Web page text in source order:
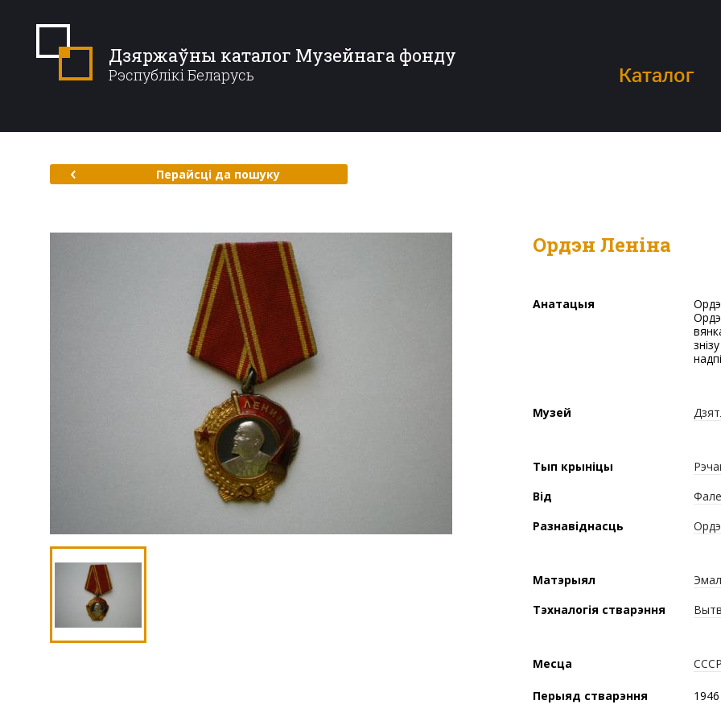
Дзяржаўны каталог Музейнага фонду
Рэспублікі Беларусь Каталог
Перайсці да пошуку
Ордэн Леніна
Анатацыя
Ордэн № 61069 з пяціканцовай калодкай Кавальчука М.В.
Музей
Тып крыніцы
Від
Разнавіднасць
Матэрыял
Тэхналогія стварэння
Месца
Перыяд стварэння
1946